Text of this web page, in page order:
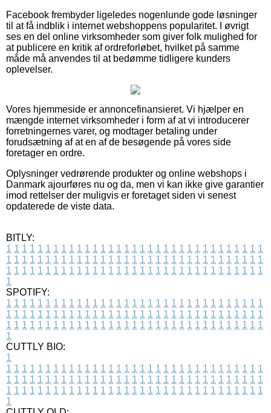
Facebook frembyder ligeledes nogenlunde gode løsninger
til at få indblik i internet webshoppens popularitet. I øvrigt
ses en del online virksomheder som giver folk mulighed for
at publicere en kritik af ordreforløbet, hvilket på samme
måde må anvendes til at bedømme tidligere kunders
oplevelser.
Vores hjemmeside er annoncefinansieret. Vi hjælper en
mængde internet virksomheder i form af at vi introducerer
forretningernes varer, og modtager betaling under
forudsætning af at en af de besøgende på vores side
foretager en ordre.
Oplysninger vedrørende produkter og online webshops i
Danmark ajourføres nu og da, men vi kan ikke give garantier
imod rettelser der muligvis er foretaget siden vi senest
opdaterede de viste data.
BITLY:
1 1 1 1 1 1 1 1 1 1 1 1 1 1 1 1 1 1 1 1 1 1 1 1 1 1 1 1 1 1 1 1 1
1 1 1 1 1 1 1 1 1 1 1 1 1 1 1 1 1 1 1 1 1 1 1 1 1 1 1 1 1 1 1 1 1
1 1 1 1 1 1 1 1 1 1 1 1 1 1 1 1 1 1 1 1 1 1 1 1 1 1 1 1 1 1 1 1 1
1
SPOTIFY:
1 1 1 1 1 1 1 1 1 1 1 1 1 1 1 1 1 1 1 1 1 1 1 1 1 1 1 1 1 1 1 1 1
1 1 1 1 1 1 1 1 1 1 1 1 1 1 1 1 1 1 1 1 1 1 1 1 1 1 1 1 1 1 1 1 1
1 1 1 1 1 1 1 1 1 1 1 1 1 1 1 1 1 1 1 1 1 1 1 1 1 1 1 1 1 1 1 1 1
1
CUTTLY BIO:
1
1 1 1 1 1 1 1 1 1 1 1 1 1 1 1 1 1 1 1 1 1 1 1 1 1 1 1 1 1 1 1 1 1
1 1 1 1 1 1 1 1 1 1 1 1 1 1 1 1 1 1 1 1 1 1 1 1 1 1 1 1 1 1 1 1 1
1 1 1 1 1 1 1 1 1 1 1 1 1 1 1 1 1 1 1 1 1 1 1 1 1 1 1 1 1 1 1 1 1
1